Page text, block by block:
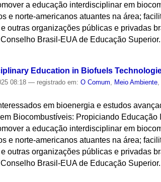
a educação interdisciplinar em
e norte-americanos atuantes na área;
outras organizações públicas e privadas
Brasil-EUA de Educação Superior.
Education in Biofuels
08:18— registrado em:O Comum Meio Ambiente
em bioenergia e estudos
Biocombustíveis: Propiciando Educação
a educação interdisciplinar em
e norte-americanos atuantes na área;
outras organizações públicas e privadas
Brasil-EUA de Educação Superior.